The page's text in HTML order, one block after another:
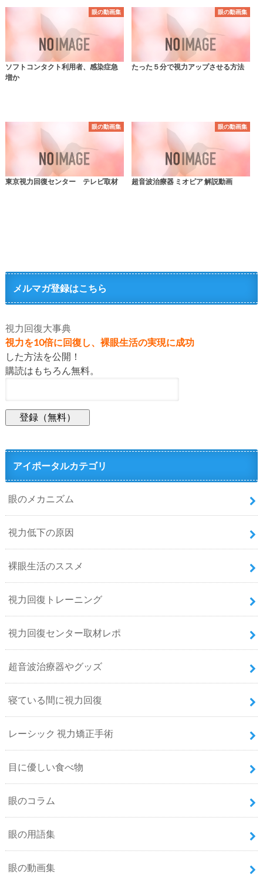
眼の動画集
ソフトコンタクト利用者、感染症急
増か
眼の動画集
たった５分で視力アップさせる方法
眼の動画集
東京視力回復センター テレビ取材
眼の動画集
超音波治療器 ミオピア 解説動画
メルマガ登録はこちら
視力回復大事典
視力を10倍に回復し、裸眼生活の実現に成功
した方法を公開！
購読はもちろん無料。
アイポータルカテゴリ
眼のメカニズム
視力低下の原因
裸眼生活のススメ
視力回復トレーニング
視力回復センター取材レポ
超音波治療器やグッズ
寝ている間に視力回復
レーシック 視力矯正手術
目に優しい食べ物
眼のコラム
眼の用語集
眼の動画集